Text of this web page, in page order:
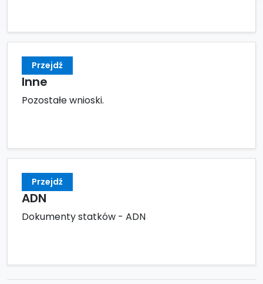
Przejdź
Inne
Pozostałe wnioski.
Przejdź
ADN
Dokumenty statków - ADN